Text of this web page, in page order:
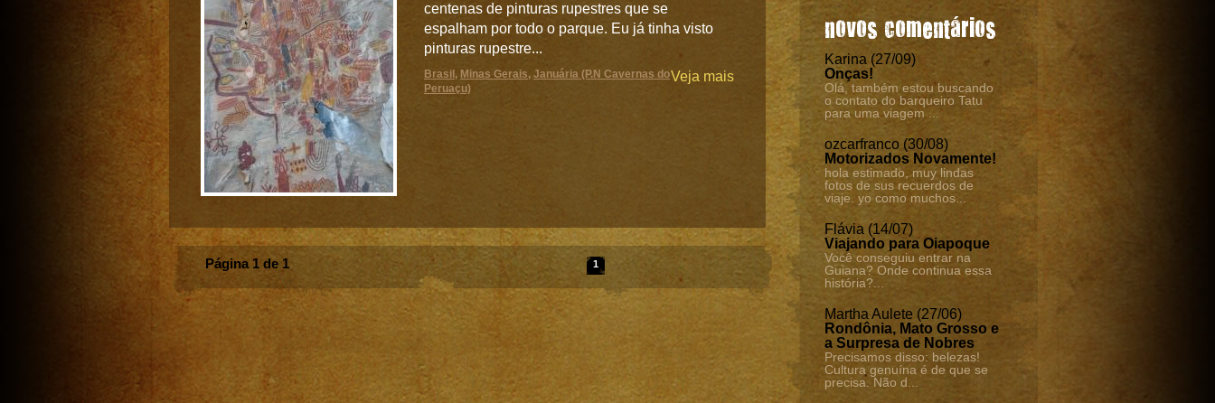
novos comentários
Karina (27/09)
Onças!
Olá, também estou buscando
o contato do barqueiro Tatu
para uma viagem ...
ozcarfranco (30/08)
Motorizados Novamente!
hola estimado, muy lindas
fotos de sus recuerdos de
viaje. yo como muchos...
Flávia (14/07)
Viajando para Oiapoque
Você conseguiu entrar na
Guiana? Onde continua essa
história?...
Martha Aulete (27/06)
Rondônia, Mato Grosso e
a Surpresa de Nobres
Precisamos disso: belezas!
Cultura genuína é de que se
precisa. Não d...
centenas de pinturas rupestres que se
espalham por todo o parque. Eu já tinha visto
pinturas rupestre...
Veja mais
Brasil , Minas Gerais, Januária (P.N Cavernas do
Peruaçu)
1
Página 1 de 1